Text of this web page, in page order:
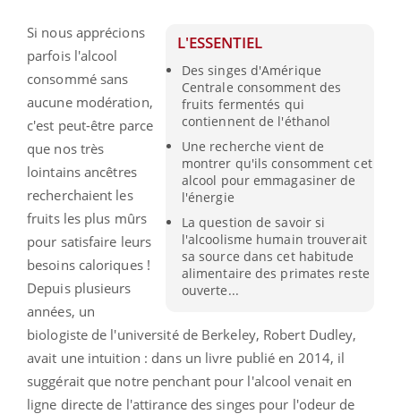
L'ESSENTIEL
Des singes d'Amérique
Centrale consomment des
fruits fermentés qui
contiennent de l'éthanol
Une recherche vient de
montrer qu'ils consomment cet
alcool pour emmagasiner de
l'énergie
La question de savoir si
l'alcoolisme humain trouverait
sa source dans cet habitude
alimentaire des primates reste
ouverte...
Si nous apprécions
parfois l'alcool
consommé sans
aucune modération,
c'est peut-être parce
que nos très
lointains ancêtres
recherchaient les
fruits les plus mûrs
pour satisfaire leurs
besoins caloriques !
Depuis plusieurs
années, un
biologiste de l'université de Berkeley, Robert Dudley,
avait une intuition : dans un livre publié en 2014, il
suggérait que notre penchant pour l'alcool venait en
ligne directe de l'attirance des singes pour l'odeur de